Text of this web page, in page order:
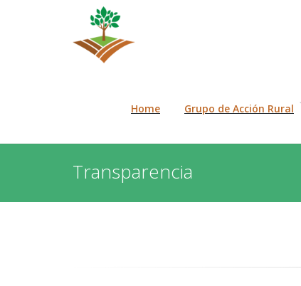
Home Grupo de Acción Rural
Transparencia